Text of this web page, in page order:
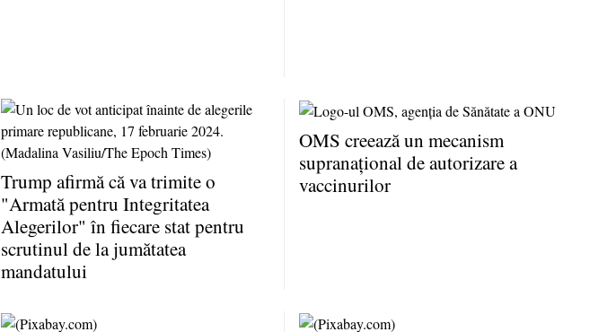
Trump afirmă că va trimite o
"Armată pentru Integritatea
Alegerilor" în fiecare stat pentru
scrutinul de la jumătatea
mandatului
OMS creează un mecanism
supranaţional de autorizare a
vaccinurilor